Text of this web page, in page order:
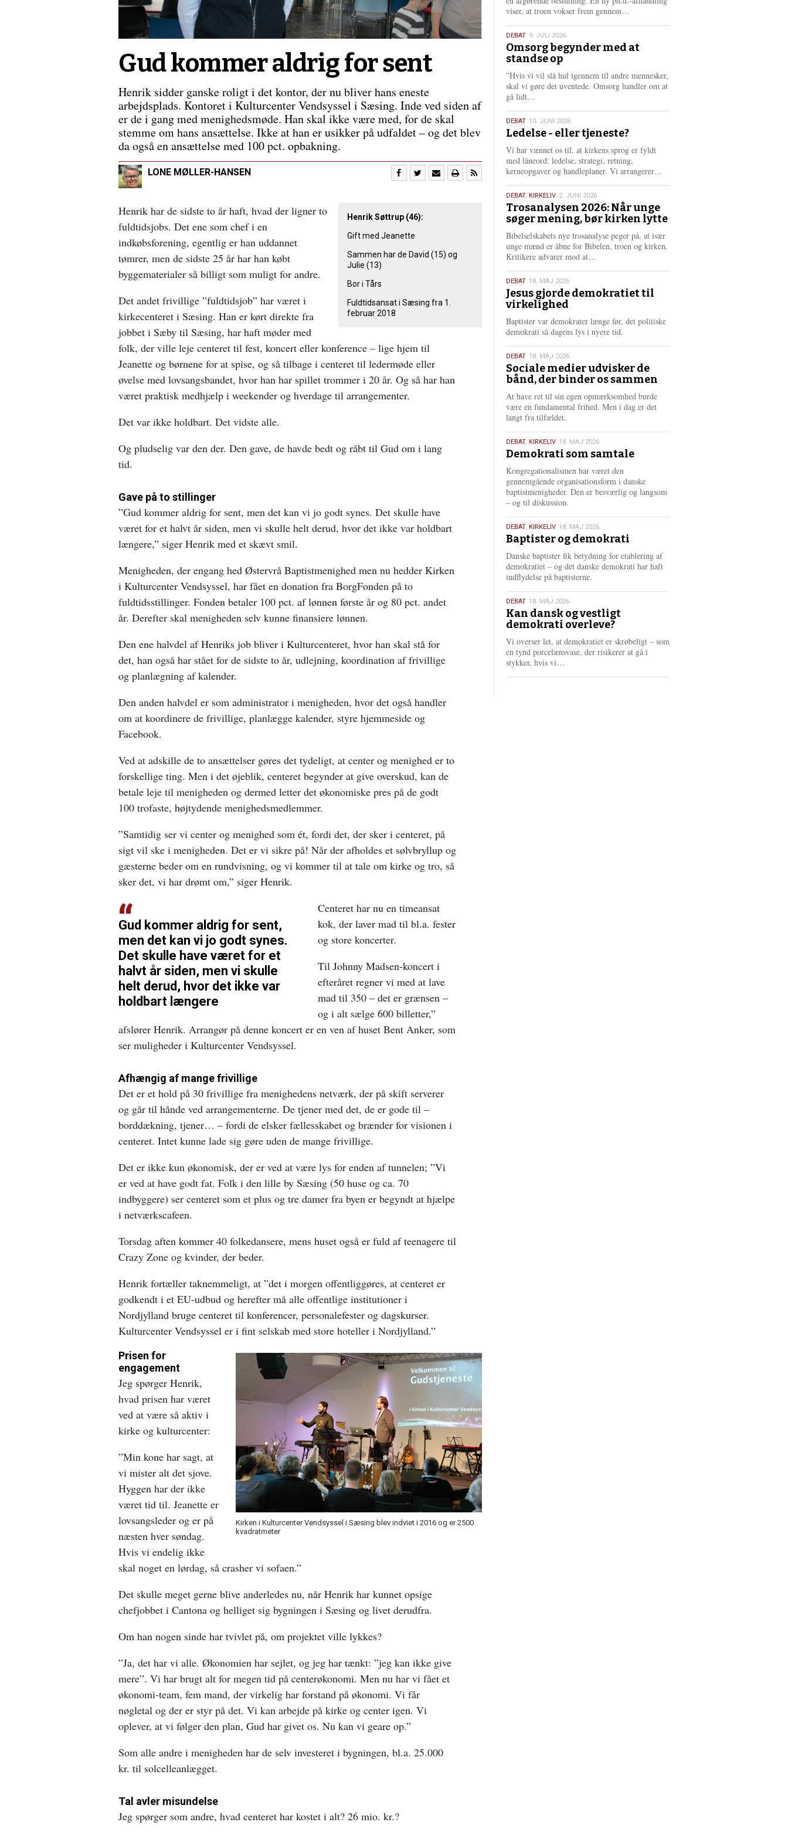
Gud kommer aldrig for sent
Henrik sidder ganske roligt i det kontor, der nu bliver hans eneste
arbejdsplads. Kontoret i Kulturcenter Vendsyssel i Sæsing. Inde ved siden af
er de i gang med menighedsmøde. Han skal ikke være med, for de skal
stemme om hans ansættelse. Ikke at han er usikker på udfaldet – og det blev
da også en ansættelse med 100 pct. opbakning.
LONE MØLLER-HANSEN
Henrik Søttrup (46):
Gift med Jeanette
Sammen har de David (15) og
Julie (13)
Bor i Tårs
Fuldtidsansat i Sæsing fra 1.
februar 2018
Henrik har de sidste to år haft, hvad der ligner to
fuldtidsjobs. Det ene som chef i en
indkøbsforening, egentlig er han uddannet
tømrer, men de sidste 25 år har han købt
byggematerialer så billigt som muligt for andre.
Det andet frivillige ”fuldtidsjob” har været i
kirkecenteret i Sæsing. Han er kørt direkte fra
jobbet i Sæby til Sæsing, har haft møder med
folk, der ville leje centeret til fest, koncert eller konference – lige hjem til
Jeanette og børnene for at spise, og så tilbage i centeret til ledermøde eller
øvelse med lovsangsbandet, hvor han har spillet trommer i 20 år. Og så har han
været praktisk medhjælp i weekender og hverdage til arrangementer.
Det var ikke holdbart. Det vidste alle.
Og pludselig var den der. Den gave, de havde bedt og råbt til Gud om i lang
tid.
Gave på to stillinger
”Gud kommer aldrig for sent, men det kan vi jo godt synes. Det skulle have
været for et halvt år siden, men vi skulle helt derud, hvor det ikke var holdbart
længere,” siger Henrik med et skævt smil.
Menigheden, der engang hed Østervrå Baptistmenighed men nu hedder Kirken
i Kulturcenter Vendsyssel, har fået en donation fra BorgFonden på to
fuldtidsstillinger. Fonden betaler 100 pct. af lønnen første år og 80 pct. andet
år. Derefter skal menigheden selv kunne finansiere lønnen.
Den ene halvdel af Henriks job bliver i Kulturcenteret, hvor han skal stå for
det, han også har stået for de sidste to år, udlejning, koordination af frivillige
og planlægning af kalender.
Den anden halvdel er som administrator i menigheden, hvor det også handler
om at koordinere de frivillige, planlægge kalender, styre hjemmeside og
Facebook.
Ved at adskille de to ansættelser gøres det tydeligt, at center og menighed er to
forskellige ting. Men i det øjeblik, centeret begynder at give overskud, kan de
betale leje til menigheden og dermed letter det økonomiske pres på de godt
100 trofaste, højtydende menighedsmedlemmer.
”Samtidig ser vi center og menighed som ét, fordi det, der sker i centeret, på
sigt vil ske i menigheden. Det er vi sikre på! Når der afholdes et sølvbryllup og
gæsterne beder om en rundvisning, og vi kommer til at tale om kirke og tro, så
sker det, vi har drømt om,” siger Henrik.
Gud kommer aldrig for sent,
men det kan vi jo godt synes.
Det skulle have været for et
halvt år siden, men vi skulle
helt derud, hvor det ikke var
holdbart længere
Centeret har nu en timeansat
kok, der laver mad til bl.a. fester
og store koncerter.
Til Johnny Madsen-koncert i
efteråret regner vi med at lave
mad til 350 – det er grænsen –
og i alt sælge 600 billetter,”
afslører Henrik. Arrangør på denne koncert er en ven af huset Bent Anker, som
ser muligheder i Kulturcenter Vendsyssel.
Afhængig af mange frivillige
Det er et hold på 30 frivillige fra menighedens netværk, der på skift serverer
og går til hånde ved arrangementerne. De tjener med det, de er gode til –
borddækning, tjener… – fordi de elsker fællesskabet og brænder for visionen i
centeret. Intet kunne lade sig gøre uden de mange frivillige.
Det er ikke kun økonomisk, der er ved at være lys for enden af tunnelen; ”Vi
er ved at have godt fat. Folk i den lille by Sæsing (50 huse og ca. 70
indbyggere) ser centeret som et plus og tre damer fra byen er begyndt at hjælpe
i netværkscafeen.
Torsdag aften kommer 40 folkedansere, mens huset også er fuld af teenagere til
Crazy Zone og kvinder, der beder.
Henrik fortæller taknemmeligt, at ”det i morgen offentliggøres, at centeret er
godkendt i et EU-udbud og herefter må alle offentlige institutioner i
Nordjylland bruge centeret til konferencer, personalefester og dagskurser.
Kulturcenter Vendsyssel er i fint selskab med store hoteller i Nordjylland.”
Kirken i Kulturcenter Vendsyssel i Sæsing blev indviet i 2016 og er 2500
kvadratmeter
Prisen for
engagement
Jeg spørger Henrik,
hvad prisen har været
ved at være så aktiv i
kirke og kulturcenter:
”Min kone har sagt, at
vi mister alt det sjove.
Hyggen har der ikke
været tid til. Jeanette er
lovsangsleder og er på
næsten hver søndag.
Hvis vi endelig ikke
skal noget en lørdag, så crasher vi sofaen.”
Det skulle meget gerne blive anderledes nu, når Henrik har kunnet opsige
chefjobbet i Cantona og helliget sig bygningen i Sæsing og livet derudfra.
Om han nogen sinde har tvivlet på, om projektet ville lykkes?
”Ja, det har vi alle. Økonomien har sejlet, og jeg har tænkt: ”jeg kan ikke give
mere”. Vi har brugt alt for megen tid på centerøkonomi. Men nu har vi fået et
økonomi-team, fem mand, der virkelig har forstand på økonomi. Vi får
nøgletal og der er styr på det. Vi kan arbejde på kirke og center igen. Vi
oplever, at vi følger den plan, Gud har givet os. Nu kan vi geare op.”
Som alle andre i menigheden har de selv investeret i bygningen, bl.a. 25.000
kr. til solcelleanlægget.
Tal avler misundelse
Jeg spørger som andre, hvad centeret har kostet i alt? 26 mio. kr.?
viser, at troen vokser frem gennem…
e
e
9.
juli
2026
DEBAT 9. JULI 2026
Omsorg begynder med at
standse op
”Hvis vi vil slå hul igennem til andre mennesker,
skal vi gøre det uventede. Omsorg handler om at
gå lidt…
s
e
r
e
10.
juni
2026
DEBAT 10. JUNI 2026
Ledelse - eller tjeneste?
Vi har vænnet os til, at kirkens sprog er fyldt
med låneord: ledelse, strategi, retning,
kerneopgaver og handleplaner. Vi arrangerer…
r
e
2.
juni
2026
DEBAT, KIRKELIV 2. JUNI 2026
Trosanalysen 2026: Når unge
søger mening, bør kirken lytte
Bibelselskabets nye trosanalyse peger på, at især
unge mænd er åbne for Bibelen, troen og kirken.
Kritikere advarer mod at…
e
e
18.
maj
2026
DEBAT 18. MAJ 2026
Jesus gjorde demokratiet til
virkelighed
Baptister var demokrater længe før, det politiske
demokrati så dagens lys i nyere tid.
18.
maj
2026
DEBAT 18. MAJ 2026
Sociale medier udvisker de
bånd, der binder os sammen
At have ret til sin egen opmærksomhed burde
være en fundamental frihed. Men i dag er det
langt fra tilfældet.
18.
maj
2026
DEBAT, KIRKELIV 18. MAJ 2026
Demokrati som samtale
Kongregationalismen har været den
gennemgående organisationsform i danske
baptistmenigheder. Den er besværlig og langsom
– og til diskussion.
18.
maj
2026
DEBAT, KIRKELIV 18. MAJ 2026
Baptister og demokrati
Danske baptister fik betydning for etablering af
demokratiet – og det danske demokrati har haft
indflydelse på baptisterne.
18.
maj
2026
DEBAT 18. MAJ 2026
Kan dansk og vestligt
demokrati overleve?
Vi overser let, at demokratiet er skrøbeligt – som
en tynd porcelænsvase, der risikerer at gå i
stykker, hvis vi…